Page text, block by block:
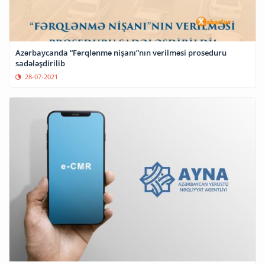
Azərbaycanda “Fərqlənmə nişanı”nın verilməsi proseduru
sadələşdirilib
28-07-2021